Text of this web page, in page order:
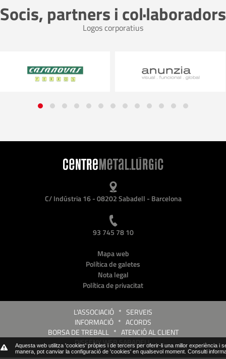
Aquesta web utilitza 'cookies' pròpies i de tercers per oferir-li una millor experiència
manera, pot canviar la configuració de 'cookies' en qualsevol moment. Consulti
Socis, partners i col·laboradors
Logos corporatius
C/ Indústria 16 - 08202 Sabadell - Barcelona
93 745 78 10
Mapa web
Política de galetes
Nota legal
Política de privacitat
L'ASSOCIACIÓ * SERVEIS
INFORMACIÓ * ACORDS
BORSA DE TREBALL* ATENCIÓ AL CLIENT
DISSENY WEB SABADELL